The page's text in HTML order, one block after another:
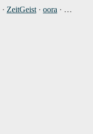
· ZeitGeist · oora · …